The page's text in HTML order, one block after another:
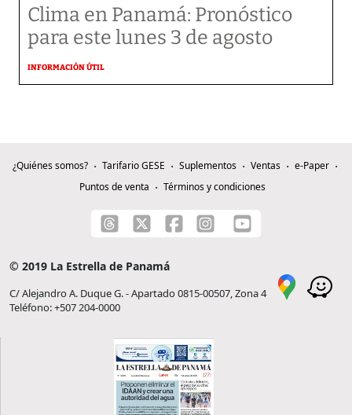
Clima en Panamá: Pronóstico
para este lunes 3 de agosto
INFORMACIÓN ÚTIL
¿Quiénes somos? Tarifario GESE Suplementos Ventas
e-Paper
Puntos de venta
Términos y condiciones
© 2019 La Estrella de Panamá
C/ Alejandro A. Duque G. - Apartado 0815-00507, Zona 4
Teléfono: +507 204-0000